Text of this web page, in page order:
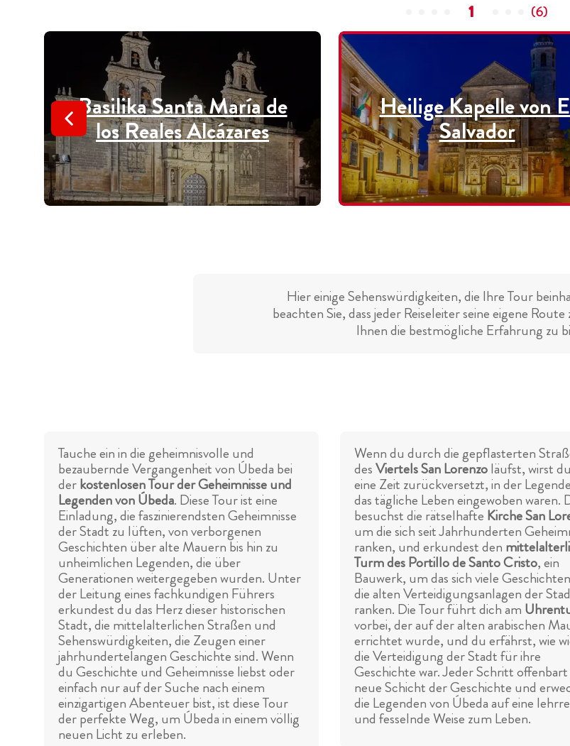
1 (6)
Basilika Santa María de
los Reales Alcázares
Heilige Kapelle von
Salvador
Hier einige Sehenswürdigkeiten, die Ihre Tour
beachten Sie, dass jeder Reiseleiter seine eigene
Ihnen die bestmögliche Erfahrung zu
Tauche ein in die geheimnisvolle und
bezaubernde Vergangenheit von Úbeda bei
derkostenlosen Tour der Geheimnisse und
Legenden von Úbeda. Diese Tour ist eine
Einladung, die faszinierendsten Geheimnisse
der Stadt zu lüften, von verborgenen
Geschichten über alte Mauern bis hin zu
unheimlichen Legenden, die über
Generationen weitergegeben wurden. Unter
der Leitung eines fachkundigen Führers
erkundest du das Herz dieser historischen
Stadt, die mittelalterlichen Straßen und
Sehenswürdigkeiten, die Zeugen einer
jahrhundertelangen Geschichte sind. Wenn
du Geschichte und Geheimnisse liebst oder
einfach nur auf der Suche nach einem
einzigartigen Abenteuer bist, ist diese Tour
der perfekte Weg, um Úbeda in einem völlig
neuen Licht zu erleben.
Wenn du durch die gepflasterten
desViertels San Lorenzoläufst, wirst
eine Zeit zurückversetzt, in der
das tägliche Leben eingewoben waren.
besuchst die rätselhafte Kirche San
um die sich seit Jahrhunderten
ranken, und erkundest den
Turm des Portillo de Santo Cristo, ein
Bauwerk, um das sich viele
die alten Verteidigungsanlagen der
ranken. Die Tour führt dich am
vorbei, der auf der alten arabischen
errichtet wurde, und du erfährst, wie
die Verteidigung der Stadt für ihre
Geschichte war. Jeder Schritt offenbart
neue Schicht der Geschichte und
die Legenden von Úbeda auf eine
und fesselnde Weise zum Leben.